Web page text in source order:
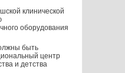
клинической
оборудования
быть
центр
и детства